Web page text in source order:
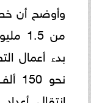
وأوضح أن
من
بدء أعمال